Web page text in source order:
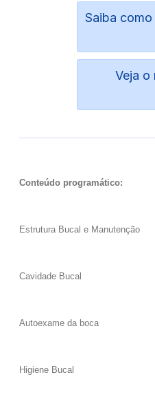
Saiba
Veja
Conteúdo programático:
Estrutura Bucal e Manutenção
Cavidade Bucal
Autoexame da boca
Higiene Bucal